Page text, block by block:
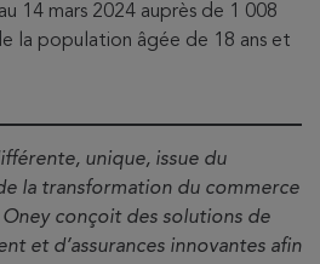
14 mars 2024 auprès de 1 008
la population âgée de 18 ans et
unique, issue du
la transformation du commerce
conçoit des solutions de
et d’assurances innovantes afin